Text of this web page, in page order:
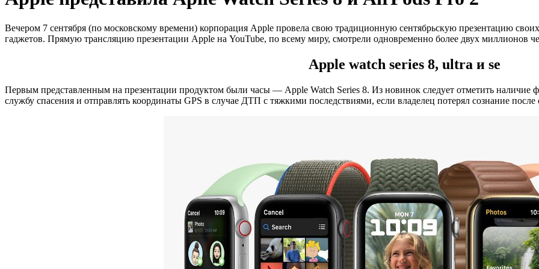
Вечером 7 сентября (по московскому времени) корпорация Apple провела свою традиционную сентябрьскую презентацию
гаджетов. Прямую трансляцию презентации Apple на YouTube, по всему миру, смотрели одновременно более двух миллионов
Apple watch series 8, ultra и se
Первым представленным на презентации продуктом были часы — Apple Watch Series 8. Из новинок следует отметить наличие
службу спасения и отправлять координаты GPS в случае ДТП с тяжкими последствиями, если владелец потерял сознание после